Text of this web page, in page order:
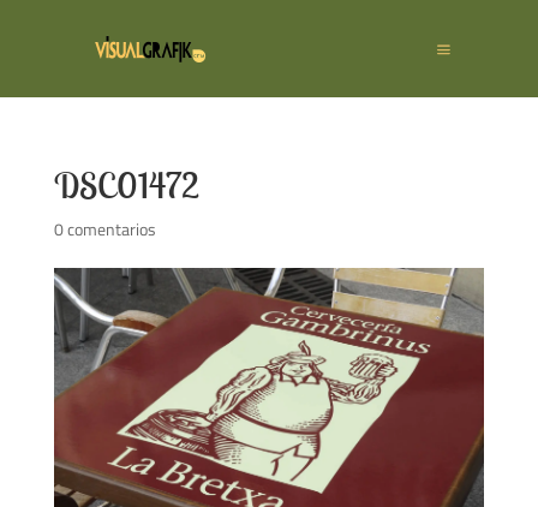
DSC01472
0 comentarios